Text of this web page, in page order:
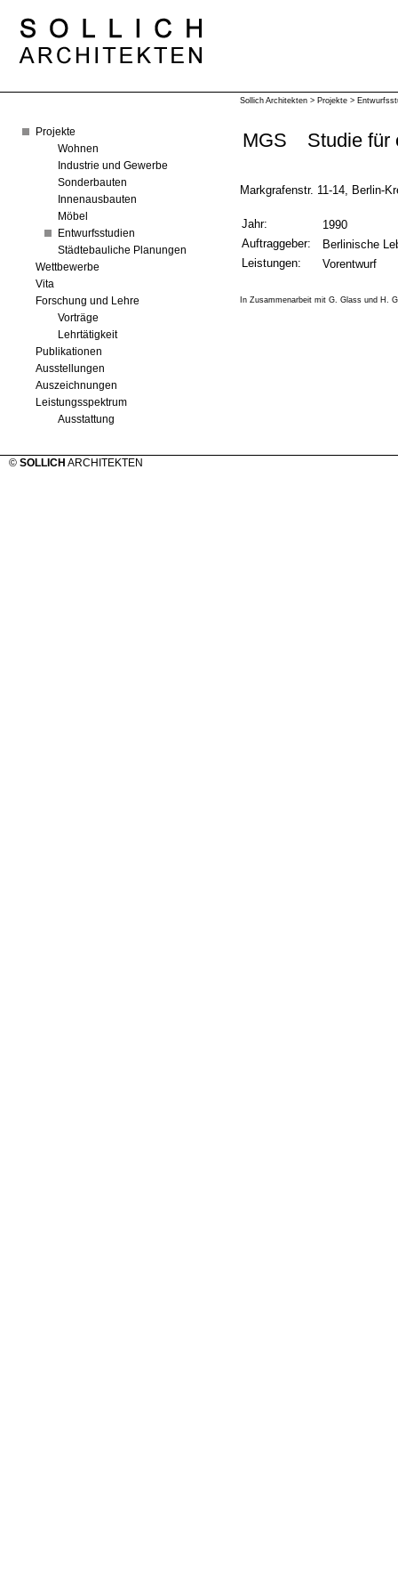
Projekte
Wohnen
Industrie und Gewerbe
Sonderbauten
Innenausbauten
Möbel
Entwurfsstudien
Städtebauliche Planungen
Wettbewerbe
Vita
Forschung und Lehre
Vorträge
Lehrtätigkeit
Publikationen
Ausstellungen
Auszeichnungen
Leistungsspektrum
Ausstattung
Sollich Architekten > Projekte >
MGS Studie für
Markgrafenstr. 11-14, Berlin-
Jahr:
1990
Auftraggeber:
Berlinische
Leistungen:
Vorentwurf
In Zusammenarbeit mit G. Glass und H.
© SOLLICH ARCHITEKTEN